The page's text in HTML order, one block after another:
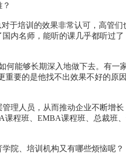
培训的效果非常认可，高管们
内名师，能听的课几乎都听过
能够长期深入地做下去。有一
要的是他找不出效果不好的原
人员，从而推动企业不断增长
程班、EMBA课程班、总裁班
院、培训机构又有哪些烦恼呢？